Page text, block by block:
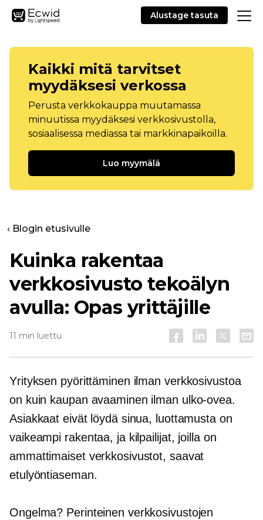
Alustage tasuta
Kaikki mitä tarvitset
myydäksesi verkossa
Perusta verkkokauppa muutamassa
minuutissa myydäksesi verkkosivustolla,
sosiaalisessa mediassa tai markkinapaikoilla.
Luo myymälä
‹ Blogin etusivulle
Kuinka rakentaa
verkkosivusto tekoälyn
avulla: Opas yrittäjille
11 min luettu
Yrityksen pyörittäminen ilman verkkosivustoa
on kuin kaupan avaaminen ilman ulko-ovea.
Asiakkaat eivät löydä sinua, luottamusta on
vaikeampi rakentaa, ja kilpailijat, joilla on
ammattimaiset verkkosivustot, saavat
etulyöntiaseman.
Ongelma? Perinteinen verkkosivustojen